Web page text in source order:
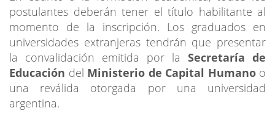
postulantes deberán tener el título habilitante al
momento de la inscripción. Los graduados en
universidades extranjeras tendrán que presentar
la convalidación emitida por la Secretaría de
Educación del Ministerio de Capital Humanoo
una reválida otorgada por una universidad
argentina.